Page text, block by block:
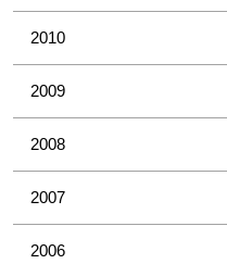
2010
2009
2008
2007
2006